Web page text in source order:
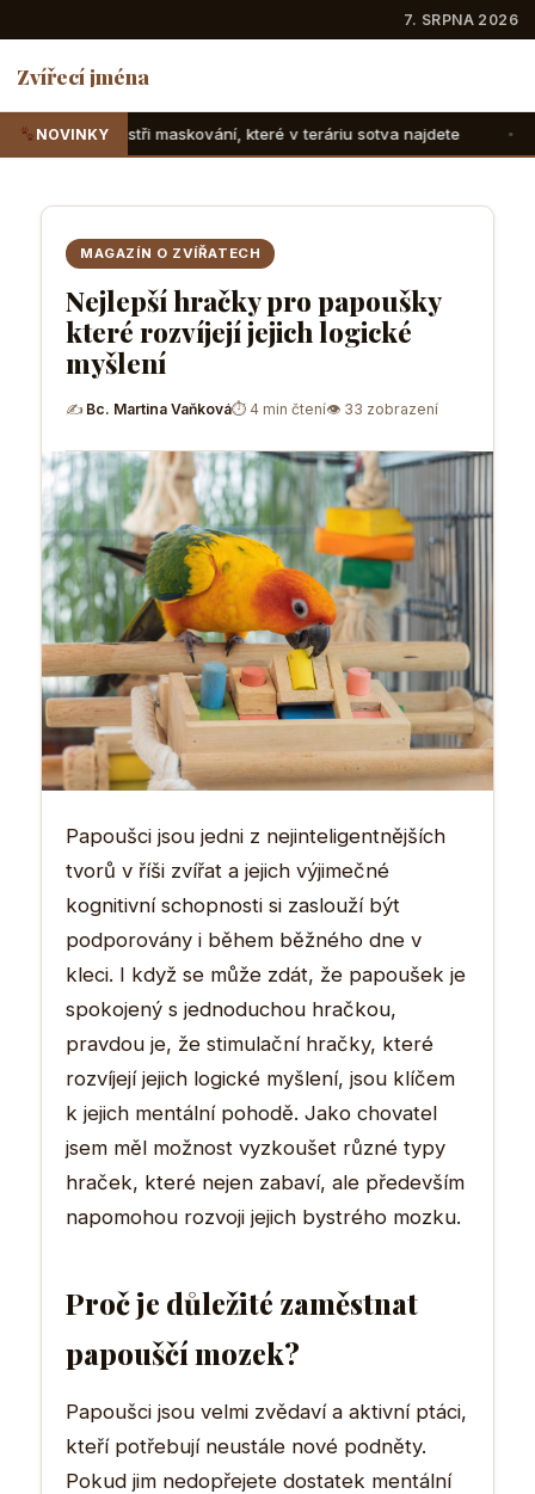
7. SRPNA 2026
Zvířecí jména
NOVINKY
které v teráriu sotva najdete Suchozemské
MAGAZÍN O ZVÍŘATECH
Nejlepší hračky pro papoušky
které rozvíjejí jejich logické
myšlení
✍ Bc. Martina Vaňková⏱ 4 min čtení👁 33 zobrazení
Papoušci jsou jedni z nejinteligentnějších
tvorů v říši zvířat a jejich výjimečné
kognitivní schopnosti si zaslouží být
podporovány i během běžného dne v
kleci. I když se může zdát, že papoušek je
spokojený s jednoduchou hračkou,
pravdou je, že stimulační hračky, které
rozvíjejí jejich logické myšlení, jsou klíčem
k jejich mentální pohodě. Jako chovatel
jsem měl možnost vyzkoušet různé typy
hraček, které nejen zabaví, ale především
napomohou rozvoji jejich bystrého mozku.
Proč je důležité zaměstnat
papouščí mozek?
Papoušci jsou velmi zvědaví a aktivní ptáci,
kteří potřebují neustále nové podněty.
Pokud jim nedopřejete dostatek mentální